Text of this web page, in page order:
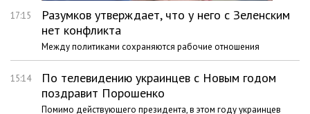
17:15
Разумков утверждает, что у него с Зеленским
нет конфликта
Между политиками сохраняются рабочие отношения
15:14
По телевидению украинцев с Новым годом
поздравит Порошенко
Помимо действующего президента, в этом году украинцев